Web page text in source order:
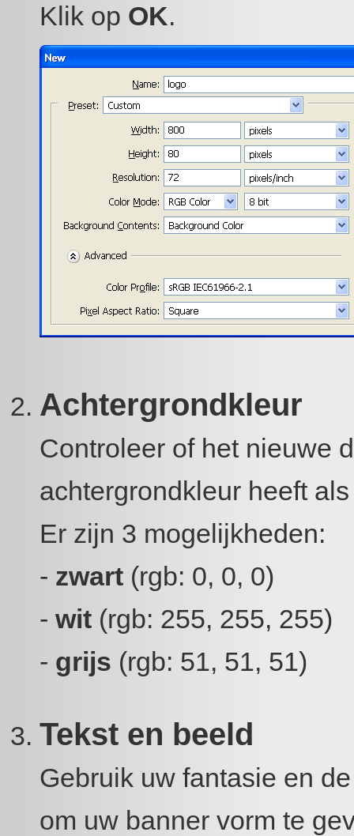
Klik op OK.
Achtergrondkleur
Controleer of het nieuwe
achtergrondkleur heeft
Er zijn 3 mogelijkheden:
- zwart (rgb: 0, 0, 0)
- wit (rgb: 255, 255, 255)
- grijs (rgb: 51, 51, 51)
Tekst en beeld
Gebruik uw fantasie en
om uw banner vorm te